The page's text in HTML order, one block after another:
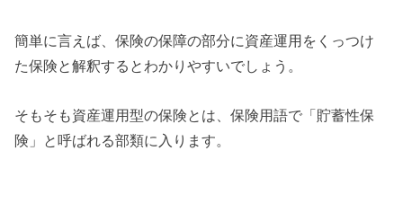
簡単に言えば、保険の保障の部分に資産運用をくっつけ
た保険と解釈するとわかりやすいでしょう。
そもそも資産運用型の保険とは、保険用語で「貯蓄性保
険」と呼ばれる部類に入ります。